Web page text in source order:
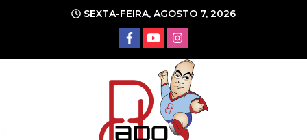
conteúdo
SEXTA-FEIRA, AGOSTO 7, 2026